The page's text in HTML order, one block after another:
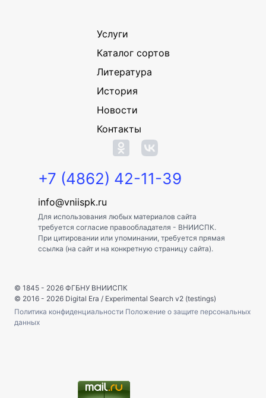
Услуги
Каталог сортов
Литература
История
Новости
Контакты
+7 (4862) 42-11-39
info@vniispk.ru
Для использования любых материалов сайта
требуется согласие правообладателя - ВНИИСПК.
При цитировании или упоминании, требуется прямая
ссылка (на сайт и на конкретную страницу сайта).
© 1845 - 2026 ФГБНУ ВНИИСПК
© 2016 - 2026 Digital Era / Experimental Search v2 (testings)
Политика конфиденциальности Положение о защите персональных
данных